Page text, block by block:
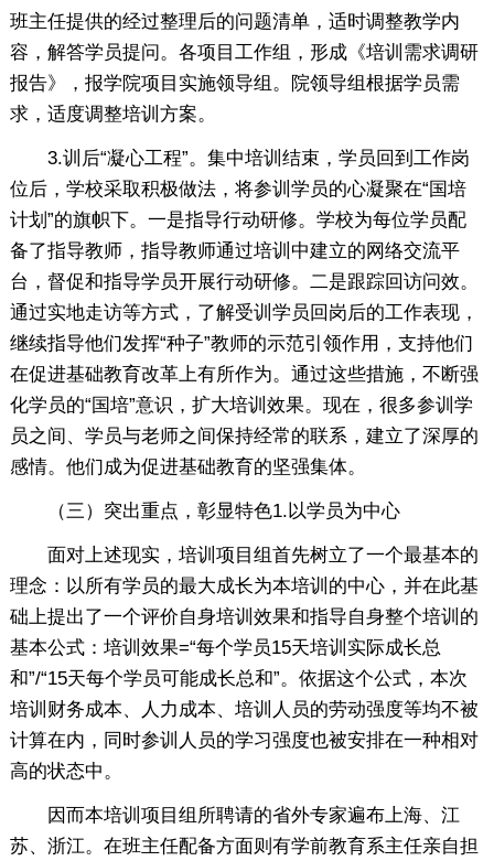
班主任提供的经过整理后的问题清单，适时调整教学内
容，解答学员提问。各项目工作组，形成《培训需求调研
报告》，报学院项目实施领导组。院领导组根据学员需
求，适度调整培训方案。
3.训后“凝心工程”。集中培训结束，学员回到工作岗
位后，学校采取积极做法，将参训学员的心凝聚在“国培
计划”的旗帜下。一是指导行动研修。学校为每位学员配
备了指导教师，指导教师通过培训中建立的网络交流平
台，督促和指导学员开展行动研修。二是跟踪回访问效。
通过实地走访等方式，了解受训学员回岗后的工作表现，
继续指导他们发挥“种子”教师的示范引领作用，支持他们
在促进基础教育改革上有所作为。通过这些措施，不断强
化学员的“国培”意识，扩大培训效果。现在，很多参训学
员之间、学员与老师之间保持经常的联系，建立了深厚的
感情。他们成为促进基础教育的坚强集体。
（三）突出重点，彰显特色1.以学员为中心
面对上述现实，培训项目组首先树立了一个最基本的
理念：以所有学员的最大成长为本培训的中心，并在此基
础上提出了一个评价自身培训效果和指导自身整个培训的
基本公式：培训效果=“每个学员15天培训实际成长总
和”/“15天每个学员可能成长总和”。依据这个公式，本次
培训财务成本、人力成本、培训人员的劳动强度等均不被
计算在内，同时参训人员的学习强度也被安排在一种相对
高的状态中。
因而本培训项目组所聘请的省外专家遍布上海、江
苏、浙江。在班主任配备方面则有学前教育系主任亲自担